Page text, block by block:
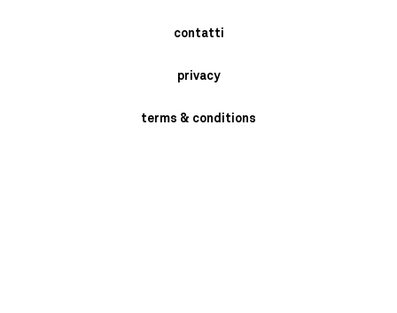
contatti
privacy
terms & conditions